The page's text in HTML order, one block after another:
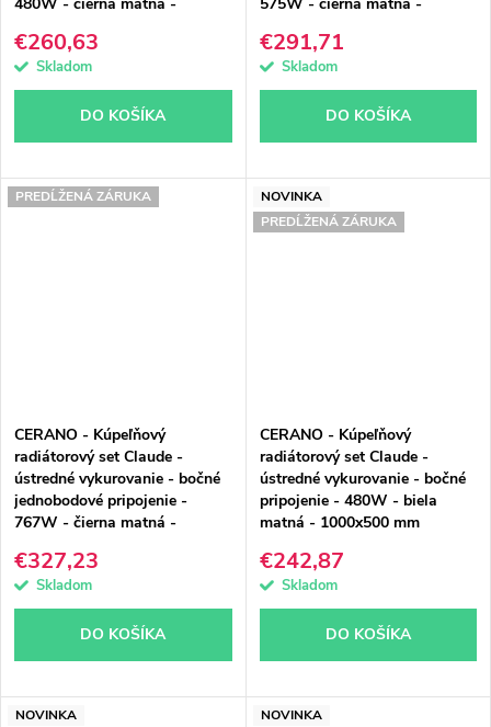
€260,63
Skladom
DO KOŠÍKA
€291,71
Skladom
DO KOŠÍKA
PREDĹŽENÁ ZÁRUKA
CERANO - Kúpeľňový
radiátorový set Claude -
ústredné vykurovanie - bočné
jednobodové pripojenie -
767W - čierna matná -
€327,23
Skladom
DO KOŠÍKA
NOVINKA
PREDĹŽENÁ ZÁRUKA
CERANO - Kúpeľňový
radiátorový set Claude -
ústredné vykurovanie - bočné
pripojenie - 480W - biela
matná - 1000x500 mm
€242,87
Skladom
DO KOŠÍKA
NOVINKA
NOVINKA